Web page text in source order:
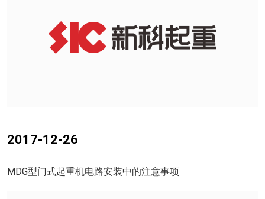
2017-12-26
MDG型门式起重机电路安装中的注意事项